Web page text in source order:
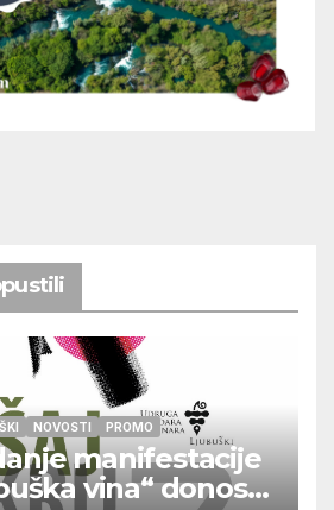
NOVOSTI PROMO
manifestacije
vina“ donosi